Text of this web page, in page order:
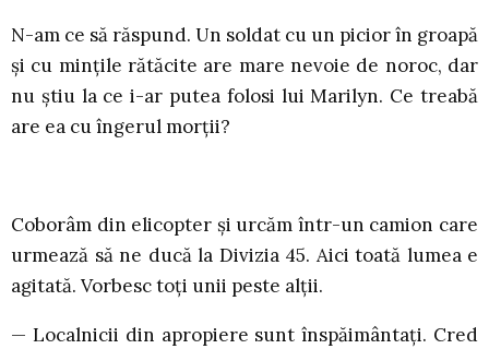
N-am ce să răspund. Un soldat cu un picior în groapă
și cu mințile rătăcite are mare nevoie de noroc, dar
nu știu la ce i-ar putea folosi lui Marilyn. Ce treabă
are ea cu îngerul morții?
Coborâm din elicopter și urcăm într-un camion care
urmează să ne ducă la Divizia 45. Aici toată lumea e
agitată. Vorbesc toți unii peste alții.
— Localnicii din apropiere sunt înspăimântați. Cred